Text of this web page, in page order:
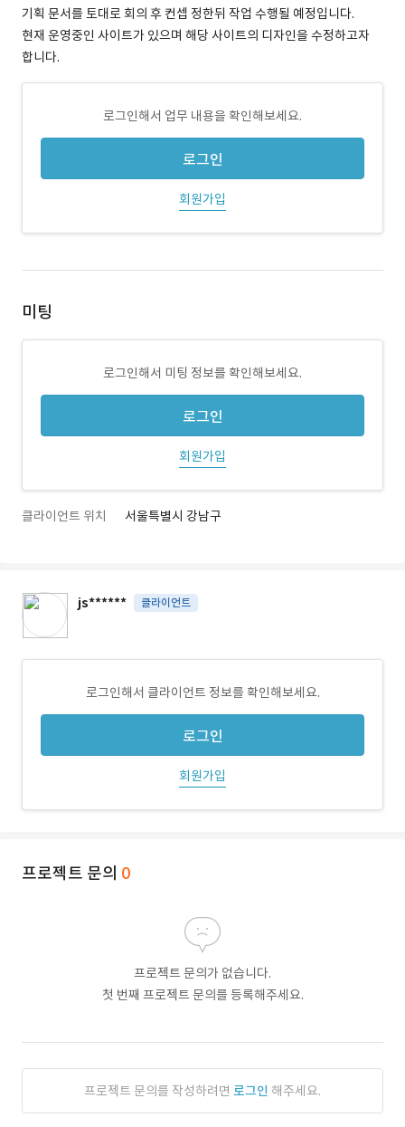
기획 문서를 토대로 회의 후 컨셉 정한뒤 작업 수행될 예정입니다.
현재 운영중인 사이트가 있으며 해당 사이트의 디자인을 수정하고자
합니다.
로그인해서 업무 내용을 확인해보세요.
로그인
회원가입
미팅
로그인해서 미팅 정보를 확인해보세요.
로그인
회원가입
클라이언트 위치 서울특별시 강남구
js****** 클라이언트
로그인해서 클라이언트 정보를 확인해보세요.
로그인
회원가입
프로젝트 문의 0
프로젝트 문의가 없습니다.
첫 번째 프로젝트 문의를 등록해주세요.
프로젝트 문의를 작성하려면 로그인 해주세요.